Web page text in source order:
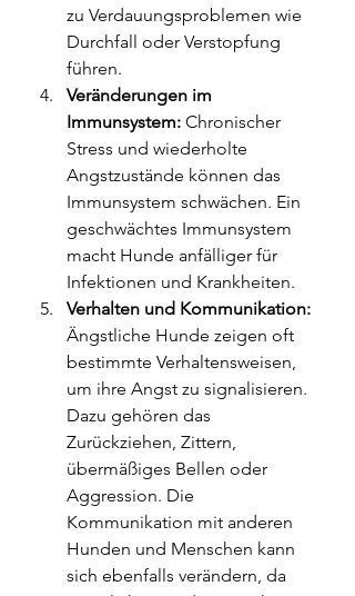
zu Verdauungsproblemen wie
Durchfall oder Verstopfung
führen.
Veränderungen im
Immunsystem: Chronischer
Stress und wiederholte
Angstzustände können das
Immunsystem schwächen. Ein
geschwächtes Immunsystem
macht Hunde anfälliger für
Infektionen und Krankheiten.
Verhalten und Kommunikation:
Ängstliche Hunde zeigen oft
bestimmte Verhaltensweisen,
um ihre Angst zu signalisieren.
Dazu gehören das
Zurückziehen, Zittern,
übermäßiges Bellen oder
Aggression. Die
Kommunikation mit anderen
Hunden und Menschen kann
sich ebenfalls verändern, da